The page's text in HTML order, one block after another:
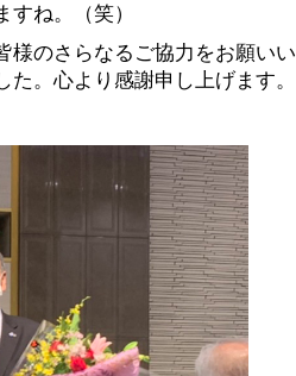
ね。（笑）
のさらなるご協力をお願いい
。心より感謝申し上げます。